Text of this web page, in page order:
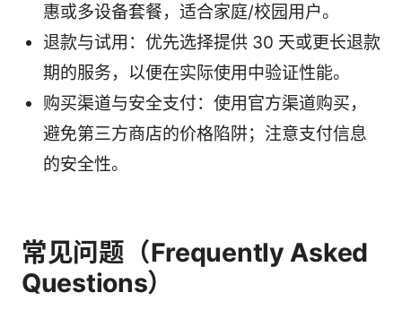
惠或多设备套餐，适合家庭/校园用户。
退款与试用：优先选择提供 30 天或更长退款
期的服务，以便在实际使用中验证性能。
购买渠道与安全支付：使用官方渠道购买，
避免第三方商店的价格陷阱；注意支付信息
的安全性。
常见问题（Frequently Asked
Questions）